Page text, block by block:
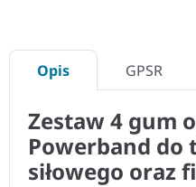
Opis GPSR
Zestaw 4 gum
Powerband do
siłowego oraz